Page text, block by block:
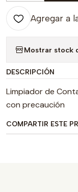
Agregar a
Mostrar stock
DESCRIPCIÓN
Limpiador de
con precaución
COMPARTIR ESTE